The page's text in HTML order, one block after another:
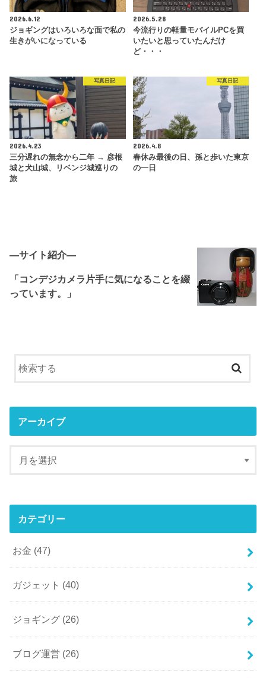
2026.6.12
ジョギングはいろいろな面で私の
生きがいになっている
2026.5.28
今流行りの軽量モバイルPCを買
いたいと思っていたんだけ
ど・・・
写真日記
2026.4.23
三分遅れの無念から二年 → 彦根
城と犬山城、リベンジ城巡りの
旅
写真日記
2026.4.8
春休み最後の日、孫と歩いた東京
の一日
―サイト紹介―
「コンデジカメラ片手に気になることを綴
っています。」
アーカイブ
カテゴリー
お金 (47)
ガジェット (40)
ジョギング (26)
ブログ運営 (26)